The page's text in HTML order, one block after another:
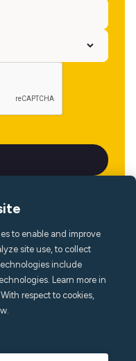
to enable and improve
site use, to collect
include
Learn more in
respect to cookies,